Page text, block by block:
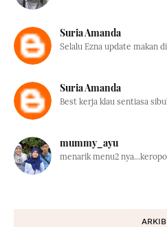
Suria Amanda
Selalu Ezna update makan
Suria Amanda
Best kerja klau sentiasa
mummy_ayu
menarik menu2
ARKIB